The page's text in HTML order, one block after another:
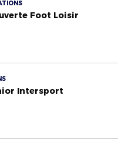
Foot Loisir
Intersport